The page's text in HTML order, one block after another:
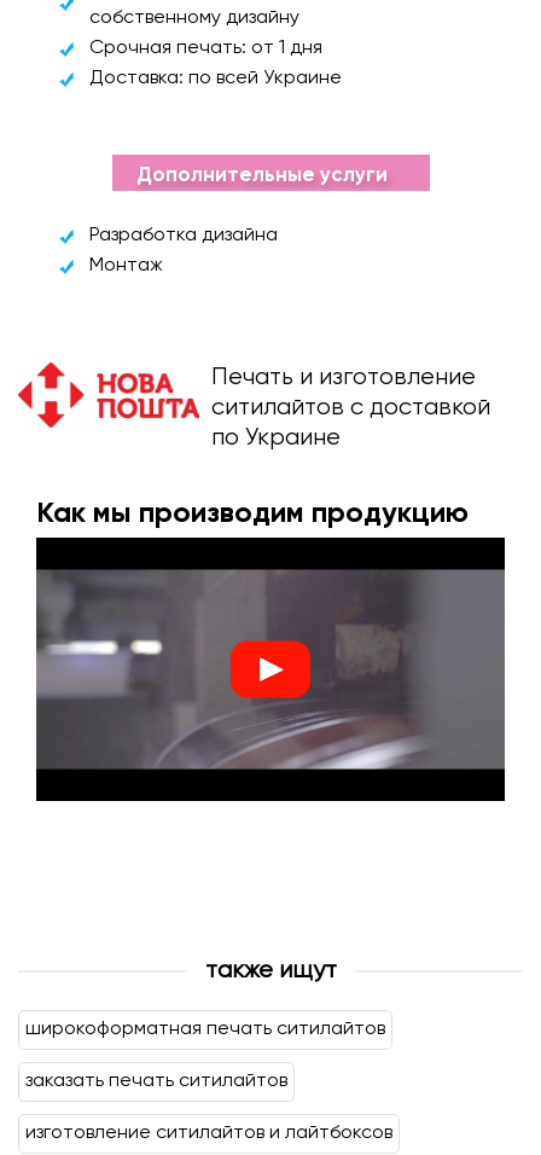
собственному дизайну
Срочная печать: от 1 дня
Доставка: по всей Украине
Дополнительные услуги
Разработка дизайна
Монтаж
Печать и изготовление
ситилайтов с доставкой
по Украине
Как мы производим продукцию
также ищут
широкоформатная печать ситилайтов
заказать печать ситилайтов
изготовление ситилайтов и лайтбоксов